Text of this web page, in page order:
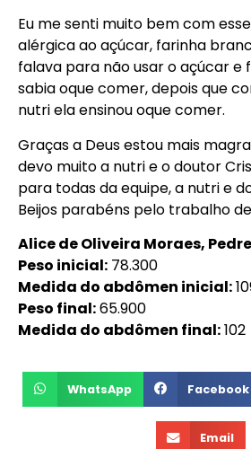
Eu me senti muito bem com
alérgica ao açúcar, farinha
falava para não usar o açúcar e
sabia oque comer, depois que
nutri ela ensinou oque comer.
Graças a Deus estou mais
devo muito a nutri e o doutor
para todas da equipe, a nutri e
Beijos parabéns pelo trabalho
Alice de Oliveira Moraes,
Peso inicial: 78.300
Medida do abdômen inicial:
Peso final:65.900
Medida do abdômen final:102
WhatsApp Facebook
Email